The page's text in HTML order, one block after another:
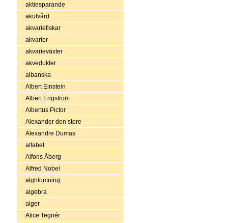
aktiesparande
akutvård
akvariefiskar
akvarier
akvarieväxter
akvedukter
albanska
Albert Einstein
Albert Engström
Albertus Pictor
Alexander den store
Alexandre Dumas
alfabet
Alfons Åberg
Alfred Nobel
algblomning
algebra
alger
Alice Tegnér